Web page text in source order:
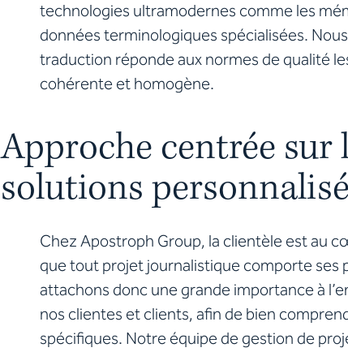
technologies ultramodernes comme les
données terminologiques spécialisées.
traduction réponde aux normes de qualité
cohérente et homogène.
Approche centrée sur
solutions
Chez Apostroph Group, la clientèle est au
quetout projet journalistique comporte ses
attachons donc une grande importance à
nos clientes et clients, afin de bien
spécifiques. Notre équipe de gestion de